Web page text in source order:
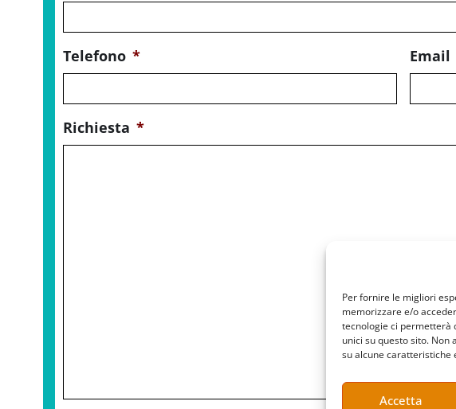
Per fornire le migliori
memorizzare e/o
tecnologie ci permetterà
unici su questo sito.
su alcune caratteristiche
Accetta
Telefono * Email
Richiesta *